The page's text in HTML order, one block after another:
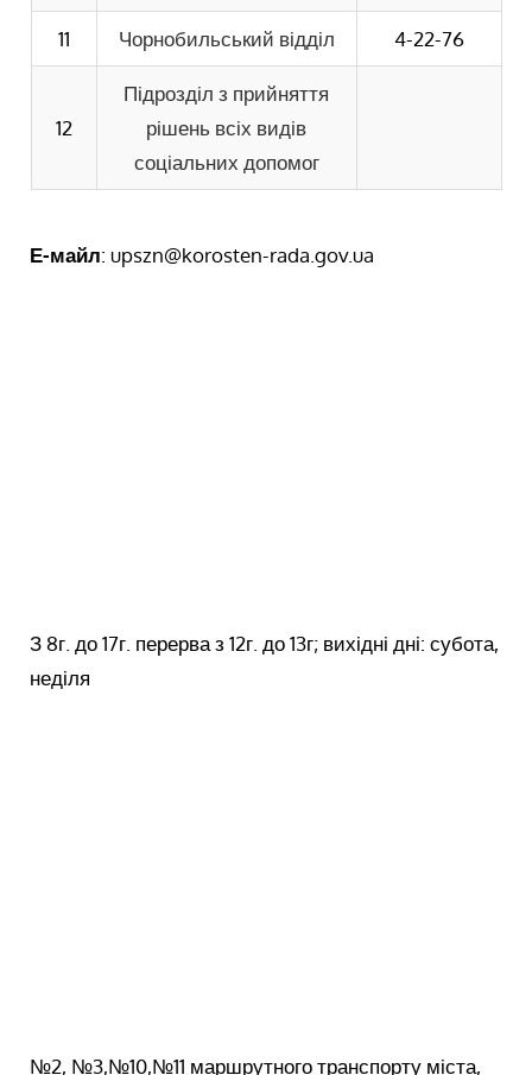
11 Чорнобильський відділ 4-22-76
12
Підрозділ з прийняття
рішень всіх видів
соціальних допомог
Е-майл: upszn@korosten-rada.gov.ua
З 8г. до 17г. перерва з 12г. до 13г; вихідні дні: субота,
неділя
№2, №3,№10,№11 маршрутного транспорту міста,